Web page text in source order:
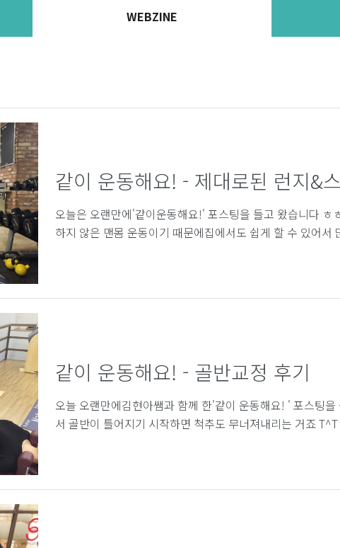
WEBZINE
같이 운동해요! - 제대로된 런지&
오늘은 오랜만에'같이운동해요!' 포스팅을 들고 왔습니다
하지 않은 맨몸 운동이기 때문에집에서도 쉽게 할 수 있어서
같이 운동해요! - 골반교정 후기
오늘 오랜만에김현아쌤과 함께 한'같이 운동해요! ' 포스팅
서 골반이 틀어지기 시작하면 척추도 무너져내리는 거죠